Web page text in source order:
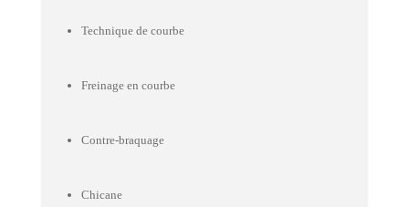
Technique de courbe
Freinage en courbe
Contre-braquage
Chicane